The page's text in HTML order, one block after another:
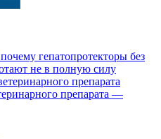
гепатопротекторы без
не в полную силу
препарата
препарата —